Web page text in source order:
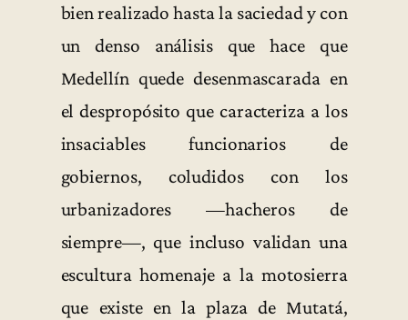
bien realizado hasta la saciedad y con
un denso análisis que hace que
Medellín quede desenmascarada en
el despropósito que caracteriza a los
insaciables funcionarios de
gobiernos, coludidos con los
urbanizadores —hacheros de
siempre—, que incluso validan una
escultura homenaje a la motosierra
que existe en la plaza de Mutatá,